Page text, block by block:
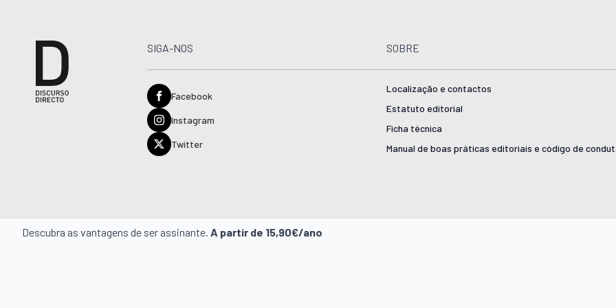
SIGA-NOS
Facebook
Instagram
Twitter
SOBRE
Localização e contactos
Estatuto editorial
Ficha técnica
Manual de boas práticas editoriais e código de
Descubra as vantagens de ser assinante. A partir de 15,90€/ano